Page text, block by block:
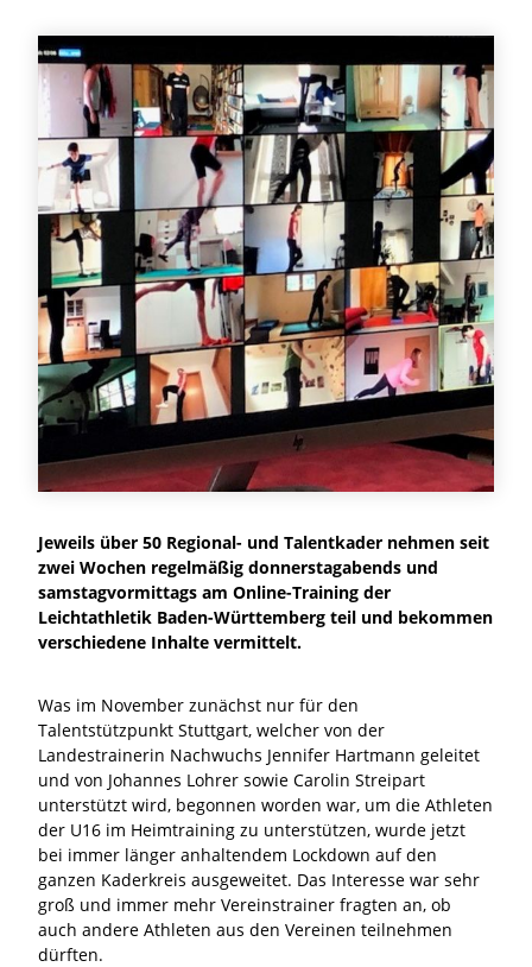
Jeweils über 50 Regional- und Talentkader nehmen seit
zwei Wochen regelmäßig donnerstagabends und
samstagvormittags am Online-Training der
Leichtathletik Baden-Württemberg teil und bekommen
verschiedene Inhalte vermittelt.
Was im November zunächst nur für den
Talentstützpunkt Stuttgart, welcher von der
Landestrainerin Nachwuchs Jennifer Hartmann geleitet
und von Johannes Lohrer sowie Carolin Streipart
unterstützt wird, begonnen worden war, um die Athleten
der U16 im Heimtraining zu unterstützen, wurde jetzt
bei immer länger anhaltendem Lockdown auf den
ganzen Kaderkreis ausgeweitet. Das Interesse war sehr
groß und immer mehr Vereinstrainer fragten an, ob
auch andere Athleten aus den Vereinen teilnehmen
dürften.